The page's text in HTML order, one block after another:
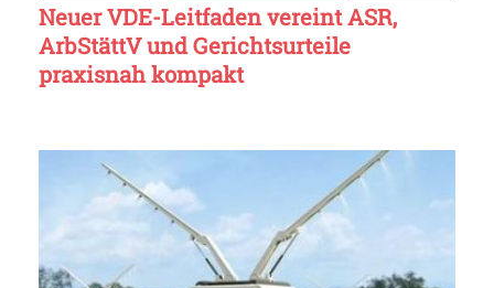
Neuer VDE-Leitfaden vereint ASR,
ArbStättV und Gerichtsurteile
praxisnah kompakt